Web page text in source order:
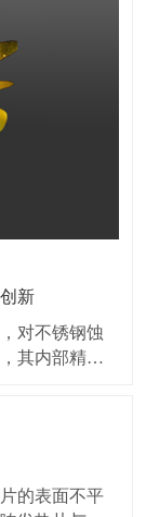
新
对不锈钢蚀
其内部精密
饰性需求激
处理技术的
的表面不平